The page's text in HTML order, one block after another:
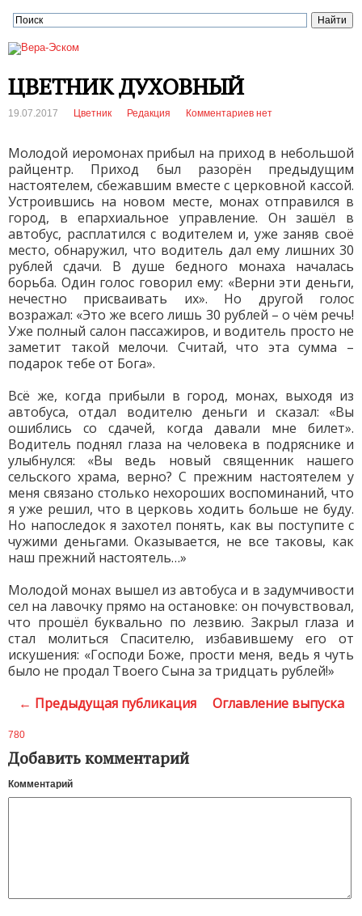
ЦВЕТНИК ДУХОВНЫЙ
19.07.2017 Цветник Редакция Комментариев нет
Молодой иеромонах прибыл на приход в небольшой
райцентр. Приход был разорён предыдущим
настоятелем, сбежавшим вместе с церковной кассой.
Устроившись на новом месте, монах отправился в
город, в епархиальное управление. Он зашёл в
автобус, расплатился с водителем и, уже заняв своё
место, обнаружил, что водитель дал ему лишних 30
рублей сдачи. В душе бедного монаха началась
борьба. Один голос говорил ему: «Верни эти деньги,
нечестно присваивать их». Но другой голос
возражал: «Это же всего лишь 30 рублей – о чём речь!
Уже полный салон пассажиров, и водитель просто не
заметит такой мелочи. Считай, что эта сумма –
подарок тебе от Бога».
Всё же, когда прибыли в город, монах, выходя из
автобуса, отдал водителю деньги и сказал: «Вы
ошиблись со сдачей, когда давали мне билет».
Водитель поднял глаза на человека в подряснике и
улыбнулся: «Вы ведь новый священник нашего
сельского храма, верно? С прежним настоятелем у
меня связано столько нехороших воспоминаний, что
я уже решил, что в церковь ходить больше не буду.
Но напоследок я захотел понять, как вы поступите с
чужими деньгами. Оказывается, не все таковы, как
наш прежний настоятель…»
Молодой монах вышел из автобуса и в задумчивости
сел на лавочку прямо на остановке: он почувствовал,
что прошёл буквально по лезвию. Закрыл глаза и
стал молиться Спасителю, избавившему его от
искушения: «Господи Боже, прости меня, ведь я чуть
было не продал Твоего Сына за тридцать рублей!»
← Предыдущая публикация
Оглавление выпуска
780
Добавить комментарий
Комментарий